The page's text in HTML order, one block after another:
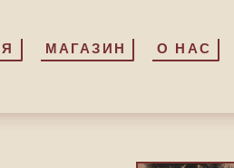
МАГАЗИН О НАС
МАГАЗИН О НАС